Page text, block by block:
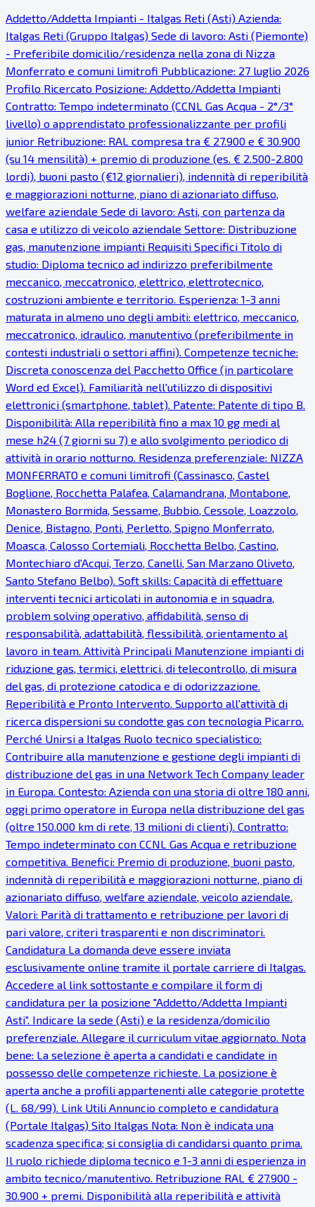
Addetto/Addetta Impianti - Italgas Reti (Asti) Azienda:
Italgas Reti (Gruppo Italgas) Sede di lavoro: Asti (Piemonte)
- Preferibile domicilio/residenza nella zona di Nizza
Monferrato e comuni limitrofi Pubblicazione: 27 luglio 2026
Profilo Ricercato Posizione: Addetto/Addetta Impianti
Contratto: Tempo indeterminato (CCNL Gas Acqua - 2°/3°
livello) o apprendistato professionalizzante per profili
junior Retribuzione: RAL compresa tra € 27.900 e € 30.900
(su 14 mensilità) + premio di produzione (es. € 2.500-2.800
lordi), buoni pasto (€12 giornalieri), indennità di reperibilità
e maggiorazioni notturne, piano di azionariato diffuso,
welfare aziendale Sede di lavoro: Asti, con partenza da
casa e utilizzo di veicolo aziendale Settore: Distribuzione
gas, manutenzione impianti Requisiti Specifici Titolo di
studio: Diploma tecnico ad indirizzo preferibilmente
meccanico, meccatronico, elettrico, elettrotecnico,
costruzioni ambiente e territorio. Esperienza: 1-3 anni
maturata in almeno uno degli ambiti: elettrico, meccanico,
meccatronico, idraulico, manutentivo (preferibilmente in
contesti industriali o settori affini). Competenze tecniche:
Discreta conoscenza del Pacchetto Office (in particolare
Word ed Excel). Familiarità nell'utilizzo di dispositivi
elettronici (smartphone, tablet). Patente: Patente di tipo B.
Disponibilità: Alla reperibilità fino a max 10 gg medi al
mese h24 (7 giorni su 7) e allo svolgimento periodico di
attività in orario notturno. Residenza preferenziale: NIZZA
MONFERRATO e comuni limitrofi (Cassinasco, Castel
Boglione, Rocchetta Palafea, Calamandrana, Montabone,
Monastero Bormida, Sessame, Bubbio, Cessole, Loazzolo,
Denice, Bistagno, Ponti, Perletto, Spigno Monferrato,
Moasca, Calosso Cortemiali, Rocchetta Belbo, Castino,
Montechiaro d'Acqui, Terzo, Canelli, San Marzano Oliveto,
Santo Stefano Belbo). Soft skills: Capacità di effettuare
interventi tecnici articolati in autonomia e in squadra,
problem solving operativo, affidabilità, senso di
responsabilità, adattabilità, flessibilità, orientamento al
lavoro in team. Attività Principali Manutenzione impianti di
riduzione gas, termici, elettrici, di telecontrollo, di misura
del gas, di protezione catodica e di odorizzazione.
Reperibilità e Pronto Intervento. Supporto all'attività di
ricerca dispersioni su condotte gas con tecnologia Picarro.
Perché Unirsi a Italgas Ruolo tecnico specialistico:
Contribuire alla manutenzione e gestione degli impianti di
distribuzione del gas in una Network Tech Company leader
in Europa. Contesto: Azienda con una storia di oltre 180 anni,
oggi primo operatore in Europa nella distribuzione del gas
(oltre 150.000 km di rete, 13 milioni di clienti). Contratto:
Tempo indeterminato con CCNL Gas Acqua e retribuzione
competitiva. Benefici: Premio di produzione, buoni pasto,
indennità di reperibilità e maggiorazioni notturne, piano di
azionariato diffuso, welfare aziendale, veicolo aziendale.
Valori: Parità di trattamento e retribuzione per lavori di
pari valore, criteri trasparenti e non discriminatori.
Candidatura La domanda deve essere inviata
esclusivamente online tramite il portale carriere di Italgas.
Accedere al link sottostante e compilare il form di
candidatura per la posizione "Addetto/Addetta Impianti
Asti". Indicare la sede (Asti) e la residenza/domicilio
preferenziale. Allegare il curriculum vitae aggiornato. Nota
bene: La selezione è aperta a candidati e candidate in
possesso delle competenze richieste. La posizione è
aperta anche a profili appartenenti alle categorie protette
(L. 68/99). Link Utili Annuncio completo e candidatura
(Portale Italgas) Sito Italgas Nota: Non è indicata una
scadenza specifica; si consiglia di candidarsi quanto prima.
Il ruolo richiede diploma tecnico e 1-3 anni di esperienza in
ambito tecnico/manutentivo. Retribuzione RAL € 27.900 -
30.900 + premi. Disponibilità alla reperibilità e attività